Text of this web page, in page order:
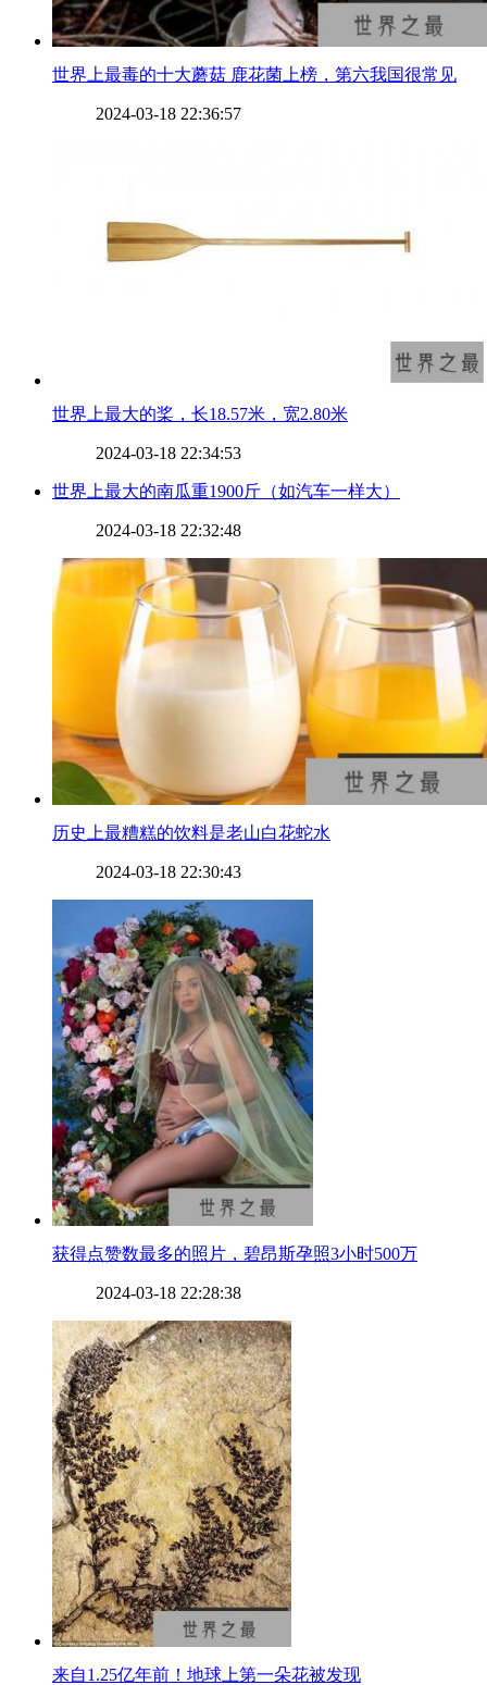
​世界上最毒的十大蘑菇 鹿花菌上榜，第六我国很常见
2024-03-18 22:36:57
​世界上最大的桨，长18.57米，宽2.80米
2024-03-18 22:34:53
​世界上最大的南瓜重1900斤（如汽车一样大）
2024-03-18 22:32:48
​历史上最糟糕的饮料是老山白花蛇水
2024-03-18 22:30:43
​获得点赞数最多的照片，碧昂斯孕照3小时500万
2024-03-18 22:28:38
​来自1.25亿年前！地球上第一朵花被发现